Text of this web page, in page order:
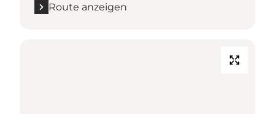
Route anzeigen